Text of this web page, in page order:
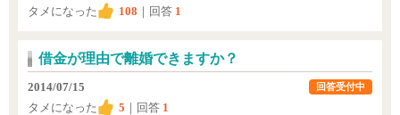
タメになった
108 ｜回答 1
借金が理由で離婚できますか？
2014/07/15
タメになった
5 ｜回答 1
回答受付中